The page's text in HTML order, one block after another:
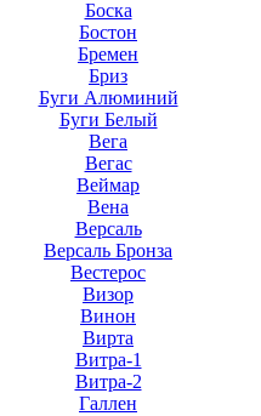
Боска
Бостон
Бремен
Бриз
Буги Алюминий
Буги Белый
Вега
Вегас
Веймар
Вена
Версаль
Версаль Бронза
Вестерос
Визор
Винон
Вирта
Витра-1
Витра-2
Галлен